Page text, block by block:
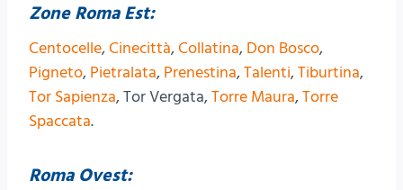
Zone Roma Est:
Centocelle,Cinecittà,Collatina, Don Bosco,
Pigneto, Pietralata, Prenestina,Talenti,Tiburtina,
Tor Sapienza, Tor Vergata,Torre Maura,Torre
Spaccata.
Roma Ovest: